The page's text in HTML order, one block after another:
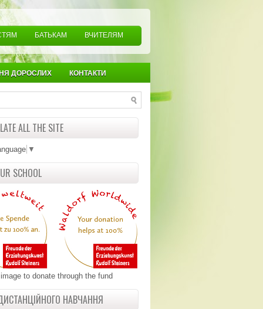
БАТЬКАМ ВЧИТЕЛЯМ
ДОРОСЛИХ КОНТАКТИ
ALL THE SITE
▼
SCHOOL
to donate through the fund
НАВЧАННЯ